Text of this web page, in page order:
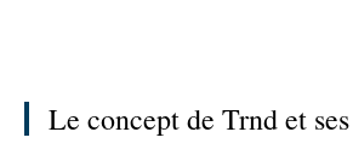
Le concept de Trnd et